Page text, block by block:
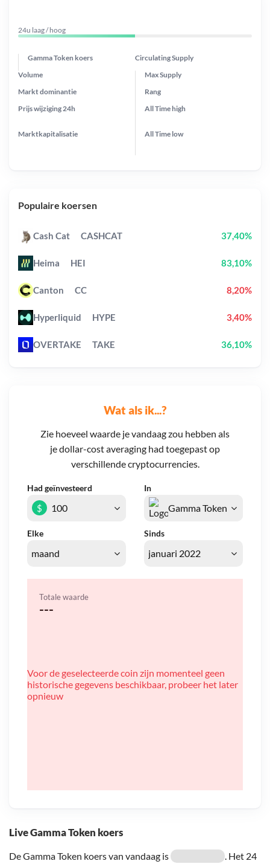
Live Gamma Token koers
De Gamma Token koers van vandaag is
. Het 24
Wat als ik...?
Zie hoeveel waarde je vandaag zou hebben als
je dollar-cost averaging had toegepast op
verschillende cryptocurrencies.
Had geïnvesteerd In
Elke Sinds
$
Totale waarde
---
Voor de geselecteerde coin zijn momenteel geen
historische gegevens beschikbaar, probeer het later
opnieuw
24u laag / hoog
Gamma Token koers Circulating Supply
Prijs wijziging 24h
Max Supply
Markt dominantie
Marktkapitalisatie
Volume
Rang
All Timehigh
All Time low
Populaire koersen
Cash Cat CASHCAT 37,40%
Heima HEI 83,10%
Canton CC 8,20%
Hyperliquid HYPE 3,40%
OVERTAKE TAKE 36,10%